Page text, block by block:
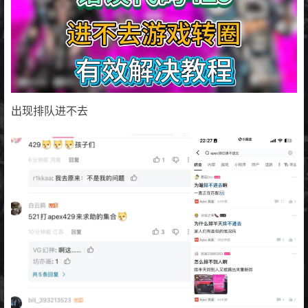
出现排队进不去